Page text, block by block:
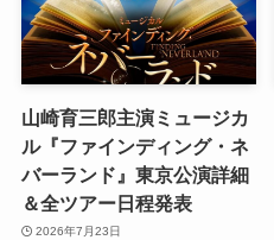
山崎育三郎主演ミュージカ
ル『ファインディング・ネ
バーランド』東京公演詳細
＆全ツアー日程発表
2026年7月23日